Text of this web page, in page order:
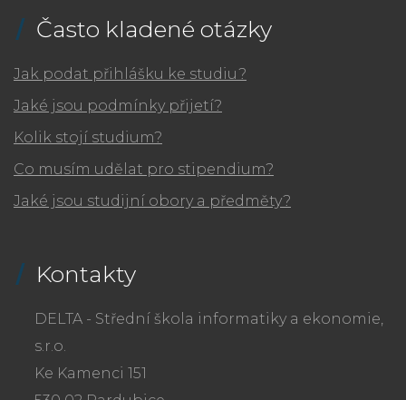
Často kladené otázky
Jak podat přihlášku ke studiu?
Jaké jsou podmínky přijetí?
Kolik stojí studium?
Co musím udělat pro stipendium?
Jaké jsou studijní obory a předměty?
Kontakty
DELTA - Střední škola informatiky a ekonomie,
s.r.o.
Ke Kamenci 151